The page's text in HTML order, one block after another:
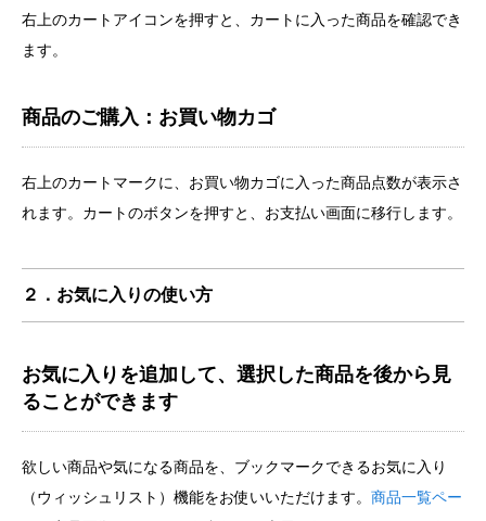
右上のカートアイコンを押すと、カートに入った商品を確認でき
ます。
商品のご購入：お買い物カゴ
右上のカートマークに、お買い物カゴに入った商品点数が表示さ
れます。カートのボタンを押すと、お支払い画面に移行します。
２．お気に入りの使い方
お気に入りを追加して、選択した商品を後から見
ることができます
欲しい商品や気になる商品を、ブックマークできるお気に入り
（ウィッシュリスト）機能をお使いいただけます。 商品一覧ペー